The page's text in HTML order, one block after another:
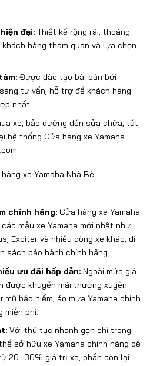
ệnđại: Thiết kế rộng rãi, thoáng
khách hàng tham quan và lựa chọn
âm: Đượcđào tạo bài bản bởi
àng tư vấn, hỗ trợđể khách hàng
ợp nhất.
xe, bảo dưỡngđến sửa chữa, tất
hệ thống Cửa hàng xe Yamaha
.
xe Yamaha Nhà Bè –
chính hãng: Cửa hàng xe Yamaha
các mẫu xe Yamaha mới nhất như
Exciter và nhiều dòng xe khác,đi
sách bảo hành chính hãng.
ềuưu đãi hấp dẫn: Ngoài mức giá
được khuyến mãi thường xuyên
mũ bảo hiểm, áo mưa Yamaha chính
miễn phí.
Với thủ tục nhanh gọn chỉ trong
ể sở hữu xe Yamaha chính hãng dễ
20–30% giá trị xe, phần còn lại